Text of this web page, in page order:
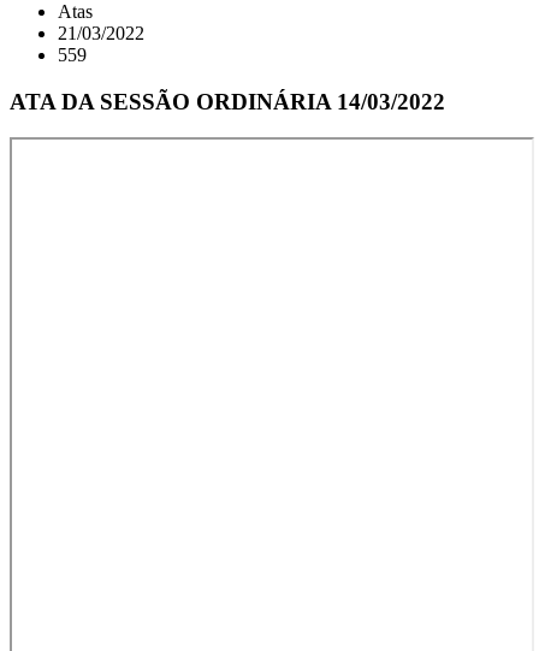
Atas
21/03/2022
559
ATA DA SESSÃO ORDINÁRIA 14/03/2022